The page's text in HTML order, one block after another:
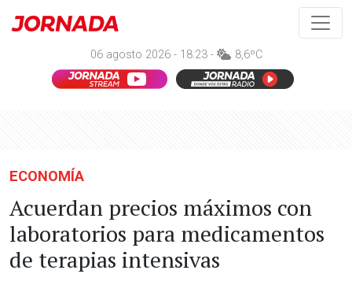
06 agosto 2026 - 18:23 - 8,6ºC
ECONOMÍA
Acuerdan precios máximos con
laboratorios para medicamentos
de terapias intensivas